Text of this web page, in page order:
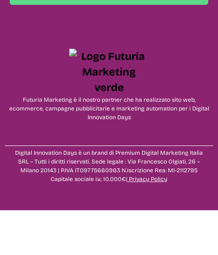
Futuria Marketing è il nostro partner che ha realizzato sito web,
ecommerce, campagne pubblicitarie e marketing automation per i Digital
Innovation Days
Digital Innovation Days è un brand di Premium Digital Marketing Italia
SRL – Tutti i diritti riservati. Sede legale : Via Francesco Olgiati, 26 –
Milano 20143 | P.IVA IT09775660963 N.iscrizione Rea: MI-2112795
Capitale sociale i.v.: 10.000€| Privacy Policy